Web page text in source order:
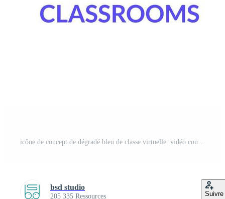
icône de concept de dégradé bleu de classe virtuelle. vidéo conférence. illustration de ligne mince d'idée abstraite d'apprentissage en ligne. dessin de contour isolé. trait modifiable. roboto-medium, myriade de polices pro-gras utilisées Vecteur Pro et SVG Pro
bsd studio
205 335 Ressources Suivre